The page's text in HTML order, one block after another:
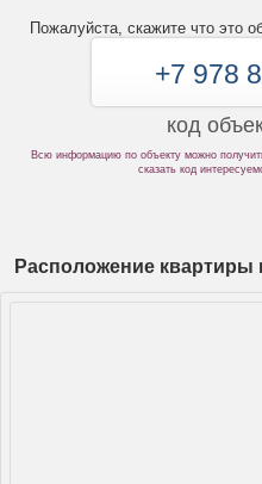
Пожалуйста, скажите что это
+7 978
код
Всю информацию по объекту можно
сказать код
Расположение квартиры